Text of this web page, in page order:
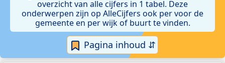
overzicht van alle cijfers in 1 tabel. Deze
onderwerpen zijn op AlleCijfers ook per voor de
gemeente en per wijk of buurt te vinden.
Pagina inhoud ⇵